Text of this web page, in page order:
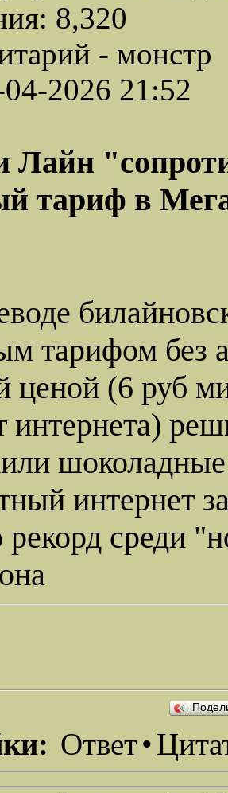
8,320
- монстр
2026 21:52
Лайн
тариф в
тарифом без
ценой (6 руб
интернета)
интернет
рекорд среди
Ответ•